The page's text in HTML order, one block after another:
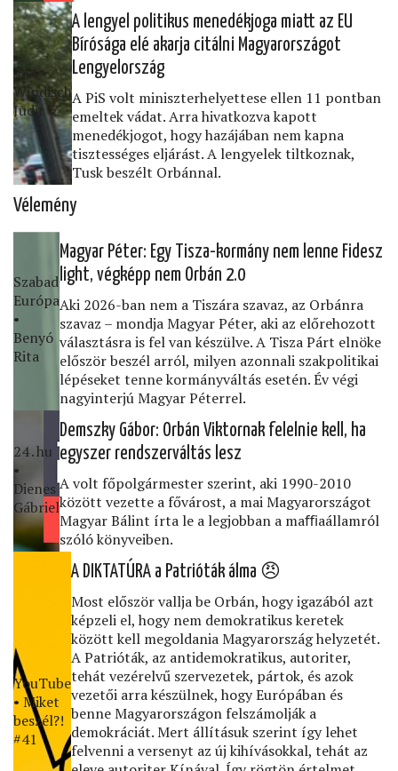
444 •
Windisch
Judit
A lengyel politikus menedékjoga miatt az EU
Bírósága elé akarja citálni Magyarországot
Lengyelország
A PiS volt miniszterhelyettese ellen 11 pontban
emeltek vádat. Arra hivatkozva kapott
menedékjogot, hogy hazájában nem kapna
tisztességes eljárást. A lengyelek tiltkoznak,
Tusk beszélt Orbánnal.
Vélemény
Szabad
Európa
•
Benyó
Rita
Magyar Péter: Egy Tisza-kormány nem lenne Fidesz
light, végképp nem Orbán 2.0
Aki 2026-ban nem a Tiszára szavaz, az Orbánra
szavaz – mondja Magyar Péter, aki az előrehozott
választásra is fel van készülve. A Tisza Párt elnöke
először beszél arról, milyen azonnali szakpolitikai
lépéseket tenne kormányváltás esetén. Év végi
nagyinterjú Magyar Péterrel.
24․hu
•
Dienes
Gábriel
Demszky Gábor: Orbán Viktornak felelnie kell, ha
egyszer rendszerváltás lesz
A volt főpolgármester szerint, aki 1990-2010
között vezette a fővárost, a mai Magyarországot
Magyar Bálint írta le a legjobban a maﬃaállamról
szóló könyveiben.
YouTube
• Miket
beszél?!
#41
A DIKTATÚRA a Patrióták álma 😠
Most először vallja be Orbán, hogy igazából azt
képzeli el, hogy nem demokratikus keretek
között kell megoldania Magyarország helyzetét.
A Patrióták, az antidemokratikus, autoriter,
tehát vezérelvű szervezetek, pártok, és azok
vezetői arra készülnek, hogy Európában és
benne Magyarországon felszámolják a
demokráciát. Mert állításuk szerint így lehet
felvenni a versenyt az új kihívásokkal, tehát az